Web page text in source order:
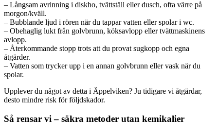
– Långsam avrinning i diskho, tvättställ eller dusch, ofta värre på
morgon/kväll.
– Bubblande ljud i rören när du tappar vatten eller spolar i wc.
– Obehaglig lukt från golvbrunn, köksavlopp eller tvättmaskinens
avlopp.
– Återkommande stopp trots att du provat sugkopp och egna
åtgärder.
– Vatten som trycker upp i en annan golvbrunn eller vask när du
spolar.
Upplever du något av detta i Äppelviken? Ju tidigare vi åtgärdar,
desto mindre risk för följdskador.
Så rensar vi – säkra metoder utan kemikalier